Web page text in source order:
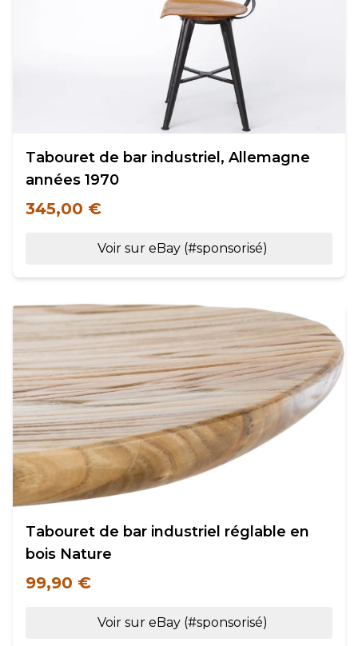
Tabouret de bar industriel, Allemagne
années 1970
345,00 €
Voir sur eBay (#sponsorisé)
Tabouret de bar industriel réglable en
bois Nature
99,90 €
Voir sur eBay (#sponsorisé)